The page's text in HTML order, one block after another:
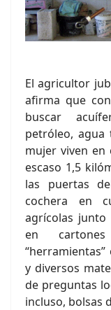
El agricultor
afirma que
buscar
petróleo, agua
mujer viven en
escaso 1,5
las puertas
cochera en
agrícolas junto
en
y diversos
de preguntas
incluso, bolsas